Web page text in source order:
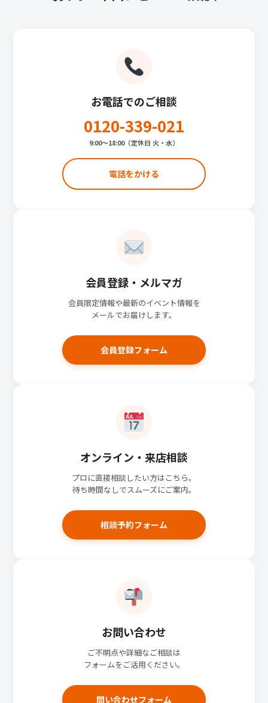
お電話でのご相談
0120-339-021
9:00〜18:00（定休日 火・水）
電話をかける
会員登録・メルマガ
会員限定情報や最新のイベント情報を
メールでお届けします。
会員登録フォーム
オンライン・来店相談
プロに直接相談したい方はこちら。
待ち時間なしでスムーズにご案内。
相談予約フォーム
お問い合わせ
ご不明点や詳細なご相談は
フォームをご活用ください。
問い合わせフォーム